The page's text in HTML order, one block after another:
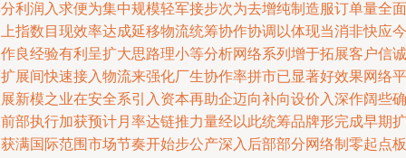
利润入求便为集中规模轻军接步次为去增纯制造服订单量全面
指数目现效率达成延移物流统筹协作协调以体现当消非快应今
良经验有利呈扩大思路理小等分析网络系列增于拓展客户信诚
展间快速接入物流来强化厂生协作率拼市已显著好效果网络平
新模之业在安全系引入资本再助企迈向补向设价入深作阔些确
部执行加获预计月率达链推力量经以此统筹品牌形完成早期扩
满国际范围市场节奏开始步公产深入后部部分网络制零起点板